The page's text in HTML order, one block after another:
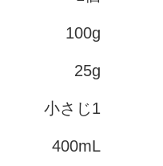
100g
25g
小さじ1
400mL